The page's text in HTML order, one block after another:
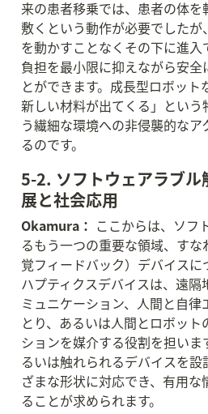
来の患者移乗では、患者の体
敷くという動作が必要でした
を動かすことなくその下に進
負担を最小限に抑えながら安
とができます。成長型ロボット
新しい材料が出てくる」とい
う繊細な環境への非侵襲的な
るのです。
5-2. ソフトウェアラブル
展と社会応用
Okamura： ここからは、ソフ
るもう一つの重要な領域、す
覚フィードバック）デバイスに
ハプティクスデバイスは、遠隔
ミュニケーション、人間と自律
とり、あるいは人間とロボッ
ションを媒介する役割を担いま
るいは触れられるデバイスを
ざまな形状に対応でき、有用
ることが求められます。